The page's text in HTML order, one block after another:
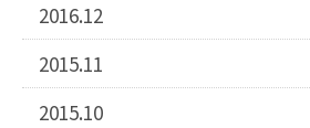
2016.12
2015.11
2015.10